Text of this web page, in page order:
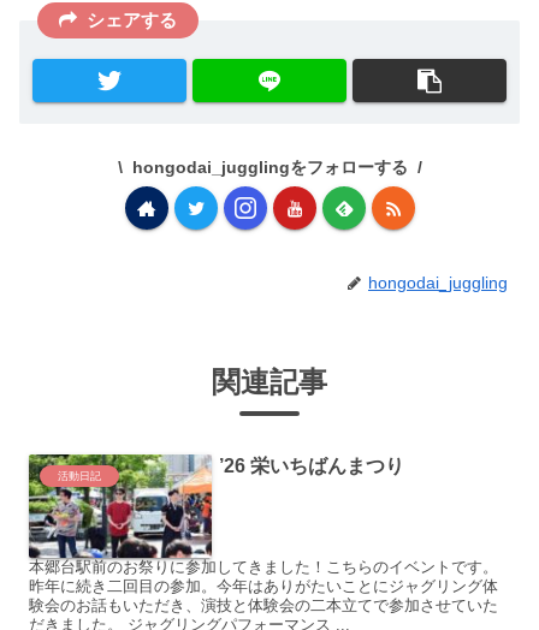
シェアする
hongodai_jugglingをフォローする
hongodai_juggling
関連記事
活動日記 ’26 栄いちばんまつり
本郷台駅前のお祭りに参加してきました！こちらのイベントです。
昨年に続き二回目の参加。今年はありがたいことにジャグリング体
験会のお話もいただき、演技と体験会の二本立てで参加させていた
だきました。 ジャグリングパフォーマンス ...